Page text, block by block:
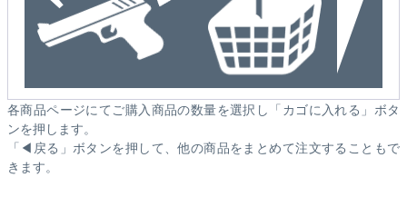
各商品ページにてご購入商品の数量を選択し「カゴに入れる」ボタ
ンを押します。
「◀戻る」ボタンを押して、他の商品をまとめて注文することもで
きます。